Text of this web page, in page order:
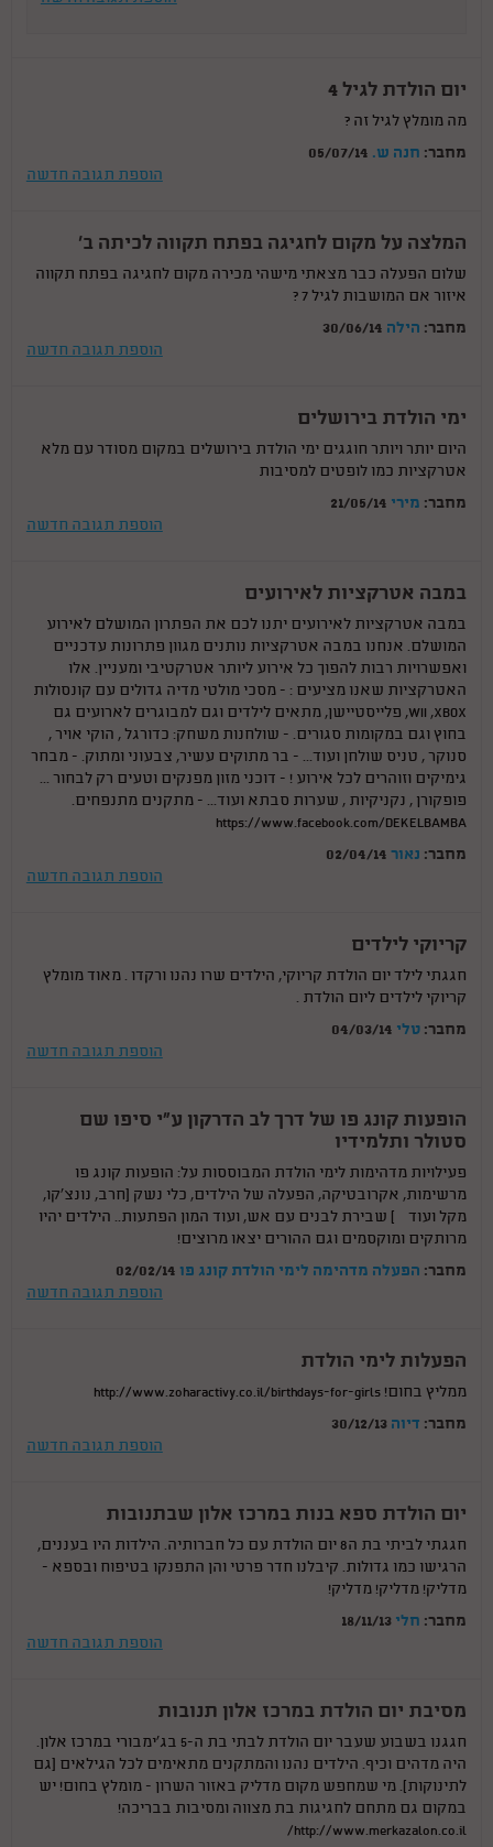
יום הולדת לגיל 4
מה מומלץ לגיל זה ?
מחבר: חנה ש.
הוספת תגובה חדשה
המלצה על מקום לחגיגה בפתח תקווה לכיתה ב'
שלום הפעלה כבר מצאתי מישהי מכירה מקום לחגיגה בפתח תקווה
איזור אם המושבות לגיל 7 ?
מחבר: הילה
הוספת תגובה חדשה
ימי הולדת בירושלים
היום יותר ויותר חוגגים ימי הולדת בירושלים במקום מסודר עם מלא
אטרקציות כמו לופטים למסיבות
מחבר: מירי
הוספת תגובה חדשה
במבה אטרקציות לאירועים
במבה אטרקציות לאירועים יתנו לכם את הפתרון המושלם לאירוע
המושלם. אנחנו במבה אטרקציות נותנים מגוון פתרונות עדכניים
ואפשרויות רבות להפוך כל אירוע ליותר אטרקטיבי ומעניין. אלו
האטרקציות שאנו מציעים : - מסכי מולטי מדיה גדולים עם קונסולות
WII ,XBOX, פלייסטיישן, מתאים לילדים וגם למבוגרים לארועים גם
בחוץ וגם במקומות סגורים. - שולחנות משחק: כדורגל , הוקי אויר ,
סנוקר , טניס שולחן ועוד... - בר מתוקים עשיר, צבעוני ומתוק. - מבחר
גימיקים וזוהרים לכל אירוע ! - דוכני מזון מפנקים וטעים רק לבחור ...
פופקורן , נקניקיות , שערות סבתא ועוד... - מתקנים מתנפחים.
https://www.facebook.com/DEKELBAMBA
מחבר: נאור02/04/14
הוספת תגובה חדשה
קריוקי לילדים
חגגתי לילד יום הולדת קריוקי, הילדים שרו נהנו ורקדו . מאוד מומלץ
קריוקי לילדים ליום הולדת .
מחבר: טלי
הוספת תגובה חדשה
הופעות קונג פו של דרך לב הדרקון ע”י סיפו שם
סטולר ותלמידיו
פעילויות מדהימות לימי הולדת המבוססות על: הופעות קונג פו
מרשימות, אקרובטיקה, הפעלה של הילדים, כלי נשק (חרב, נונצ’קו,
מקל ועוד…) שבירת לבנים עם אש, ועוד המון הפתעות.. הילדים יהיו
מרותקים ומוקסמים וגם ההורים יצאו מרוצים!
מחבר: הפעלה מדהימה לימי הולדת קונג פו
הוספת תגובה חדשה
הפעלות לימי הולדת
ממליץ בחום! http://www.zoharactivy.co.il/birthdays-for-girls
מחבר: דיוה
הוספת תגובה חדשה
יום הולדת ספא בנות במרכז אלון שבתנובות
חגגתי לביתי בת ה8 יום הולדת עם כל חברותיה. הילדות היו בעננים,
הרגישו כמו גדולות. קיבלנו חדר פרטי והן התפנקו בטיפוח ובספא -
מדליק! מדליק! מדליק!
מחבר: חלי
הוספת תגובה חדשה
מסיבת יום הולדת במרכז אלון תנובות
חגגנו בשבוע שעבר יום הולדת לבתי בת ה-5 בג'ימבורי במרכז אלון.
היה מדהים וכיף. הילדים נהנו והמתקנים מתאימים לכל הגילאים (גם
לתינוקות). מי שמחפש מקום מדליק באזור השרון - מומלץ בחום! יש
במקום גם מתחם לחגיגות בת מצווה ומסיבות בבריכה!
http://www.merkazalon.co.il/